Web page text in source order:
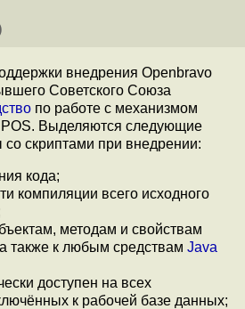
внедрения Openbravo
Советского Союза
по работе с механизмом
POS. Выделяются следующие
скриптами при внедрении:
кода;
компиляции всего исходного
методам и свойствам
также к любым средствам Java
доступен на всех
к рабочей базе данных;